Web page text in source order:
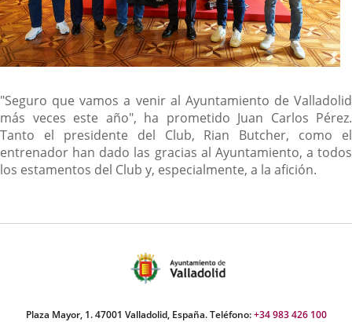
"Seguro que vamos a venir al Ayuntamiento de Valladolid
más veces este año", ha prometido Juan Carlos Pérez.
Tanto el presidente del Club, Rian Butcher, como el
entrenador han dado las gracias al Ayuntamiento, a todos
los estamentos del Club y, especialmente, a la afición.
Plaza Mayor, 1. 47001 Valladolid, España. Teléfono:+34 983 426 100